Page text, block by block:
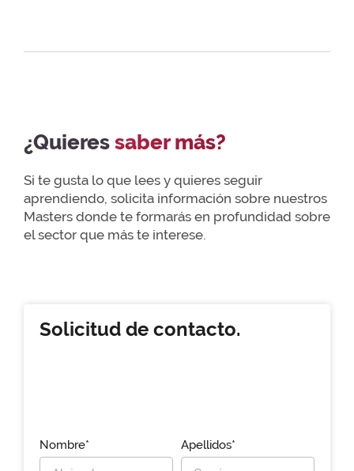
¿Quieressaber más?
Si te gusta lo que lees y quieres seguir
aprendiendo, solicita información sobre nuestros
Masters donde te formarás en profundidad sobre
el sector que más te interese.
Solicitud de contacto.
Nombre* Apellidos*